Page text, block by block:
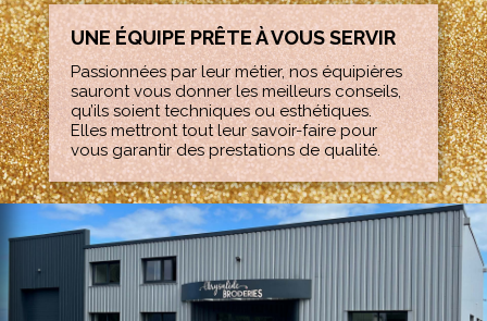
UNE ÉQUIPE PRÊTE À VOUS SERVIR
Passionnées par leur métier, nos équipières
sauront vous donner les meilleurs conseils,
qu’ils soient techniques ou esthétiques.
Elles mettront tout leur savoir-faire pour
vous garantir des prestations de qualité.